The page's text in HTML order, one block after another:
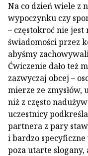
Na co dzień wiele z
wypoczynku czy
– częstokroć nie jest
świadomości przez
abyśmy
Ćwiczenie dało też
zazwyczaj obcej –
mierze ze
niż z często
uczestnicy
partnera z pary
i bardzo
poza utarte